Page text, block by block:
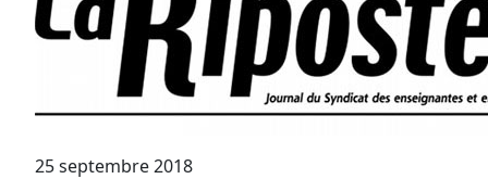
25 septembre 2018